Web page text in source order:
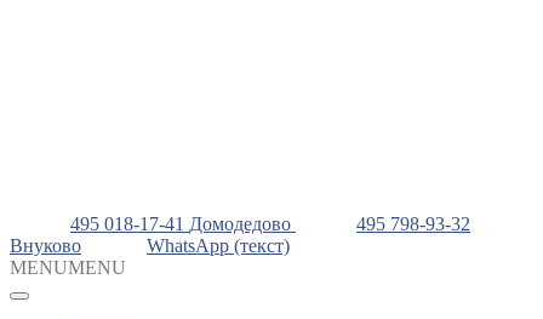
495 018-17-41 Домодедово
495 798-93-32
Внуково
WhatsApp (текст)
MENUMENU